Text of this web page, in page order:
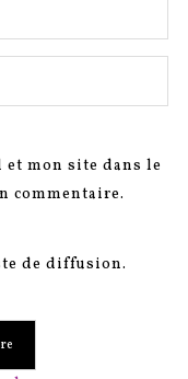
mon site dans le
commentaire.
de diffusion.